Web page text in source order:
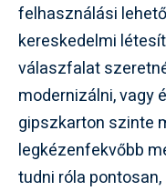
felhasználási
kereskedelmi
válaszfalat
modernizálni, vagy
gipszkarton szinte
legkézenfekvőbb
tudni róla